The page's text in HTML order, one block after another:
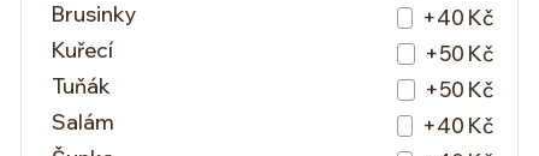
Brusinky
+40 Kč
Kuřecí
+50 Kč
Tuňák
+50 Kč
Salám
+40 Kč